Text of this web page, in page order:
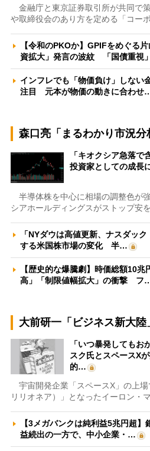
金融庁と東京証券取引所が共同で
や取締役会のあり方を定める「コー
【令和のPKOか】GPIFをめぐる
資拡大」発言の波紋 「国債重視
インフレでも「物価負け」しない
注目 元本が物価の動きに合わせ
森口亮「まるわかり市況分
「キオクシア急落
投資家としての成
半導体株を中心に相場の調整色が
シアホールディングスがストップ安
「NYダウは高値更新、ナスダッ
する米国株市場の変化 半…
【歴史的な爆騰劇】時価総額10
高」「制限値幅拡大」の衝撃 フ
大前研一「ビジネス新大陸
「いつ暴発してもお
スク氏とスペースX
的…
宇宙開発企業「スペースX」の上場
リリオネア）」となったイーロン・
【3メガバンクは純利益5兆円超
益続出の一方で、中小企業・…